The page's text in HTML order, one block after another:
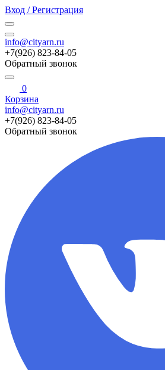
Вход / Регистрация
info@cityarn.ru
+7(926) 823-84-05
Обратный звонок
0
Корзина
info@cityarn.ru
+7(926) 823-84-05
Обратный звонок